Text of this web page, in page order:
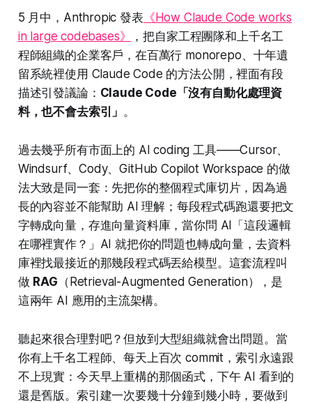
5 月中，Anthropic 發表 《How Claude Code works
in large codebases》
，把自家工程團隊和上千名工
程師組織的企業客戶，在百萬行 monorepo、十年遺
留系統裡使用 Claude Code 的方法公開，裡面有段
描述引發議論： Claude Code「沒有自動化處理資
料，也不會去索引」 。
過去幾乎所有市面上的 AI coding 工具——Cursor、
Windsurf、Cody、GitHub Copilot Workspace 的做
法大致是同一套：先把你的整個程式庫切片，因為過
長的內容並不能幫助 AI 理解；每段程式碼跑還要把文
字轉成向量，存進向量資料庫，當你問 AI「這段邏輯
在哪裡實作？」AI 就把你的問題也轉成向量，去資料
庫裡找最接近的那幾段程式碼丟給模型。這套流程叫
做 RAG （Retrieval-Augmented Generation），是
這兩年 AI 應用的主流架構。
聽起來很合理對吧？但放到大型組織就會出問題。當
你有上千名工程師、每天上百次 commit，索引永遠跟
不上現實：今天早上重構的那個函式，下午 AI 看到的
還是舊版。索引建一次要幾十分鐘到幾小時，要做到